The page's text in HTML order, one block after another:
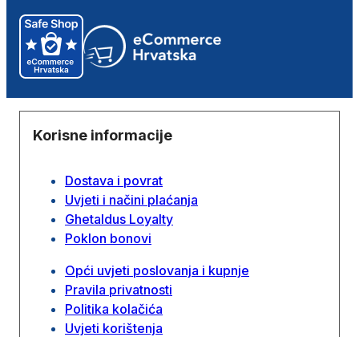
Korisne informacije
Dostava i povrat
Uvjeti i načini plaćanja
Ghetaldus Loyalty
Poklon bonovi
Opći uvjeti poslovanja i kupnje
Pravila privatnosti
Politika kolačića
Uvjeti korištenja